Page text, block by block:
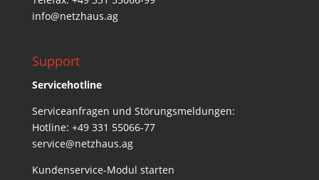
info@netzhaus.ag
Support
Servicehotline
Serviceanfragen und Störungsmeldungen:
Hotline: +49 331 55066-77
service@netzhaus.ag
Kundenservice-Modul starten